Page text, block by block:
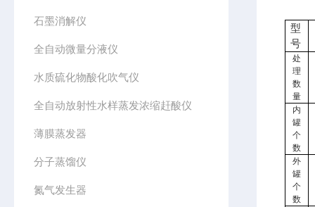
石墨消解仪
全自动微量分液仪
水质硫化物酸化吹气仪
全自动放射性水样蒸发浓缩赶酸仪
薄膜蒸发器
分子蒸馏仪
氮气发生器
型
号
处
理
数
量
内
罐
个
数
外
罐
个
数